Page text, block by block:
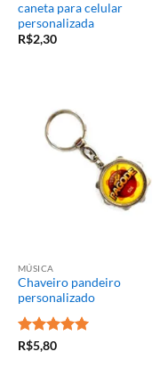
caneta para celular
personalizada
R$2,30
MÚSICA
Chaveiro pandeiro
personalizado
Avaliação
R$5,80